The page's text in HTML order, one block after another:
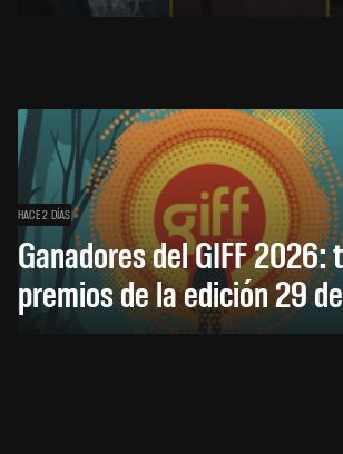
HACE 2 DÍAS
Ganadores del GIFF 2026:
premios de la edición 29